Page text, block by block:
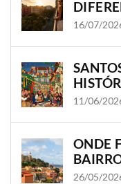
16/07/
11/06/
ONDE
VIVER
26/05/